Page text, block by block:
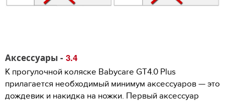
Аксессуары - 3.4
К прогулочной коляске Babycare GT4.0 Plus
прилагается необходимый минимум аксессуаров — это
дождевик и накидка на ножки. Первый аксессуар